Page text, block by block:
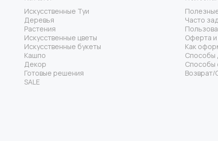
Если вы хотитекупить искусственные декоративные уличные
предлагаемискусственные декоративные уличные растения
Искусственные декоративные уличные растения
станут
внешнего пространства, привнося в него гармонию и красоту
Искусственные Туи
Деревья
Растения
Искусственные цветы
Искусственные букеты
Кашпо
Декор
Готовые решения
SALE
Часто
Оферта и
Как
Способы
Способы